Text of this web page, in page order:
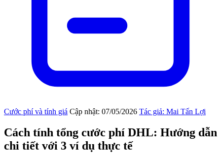
Cước phí và tính giá Cập nhật: 07/05/2026 Tác giả: Mai Tấn Lợi
Cách tính tổng cước phí DHL: Hướng dẫn
chi tiết với 3 ví dụ thực tế